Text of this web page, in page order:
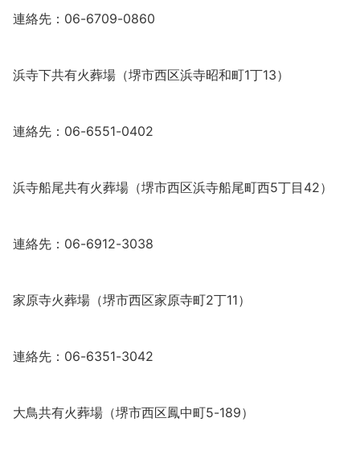
連絡先：06-6709-0860
浜寺下共有火葬場（堺市西区浜寺昭和町1丁13）
連絡先：06-6551-0402
浜寺船尾共有火葬場（堺市西区浜寺船尾町西5丁目42）
連絡先：06-6912-3038
家原寺火葬場（堺市西区家原寺町2丁11）
連絡先：06-6351-3042
大鳥共有火葬場（堺市西区鳳中町5-189）